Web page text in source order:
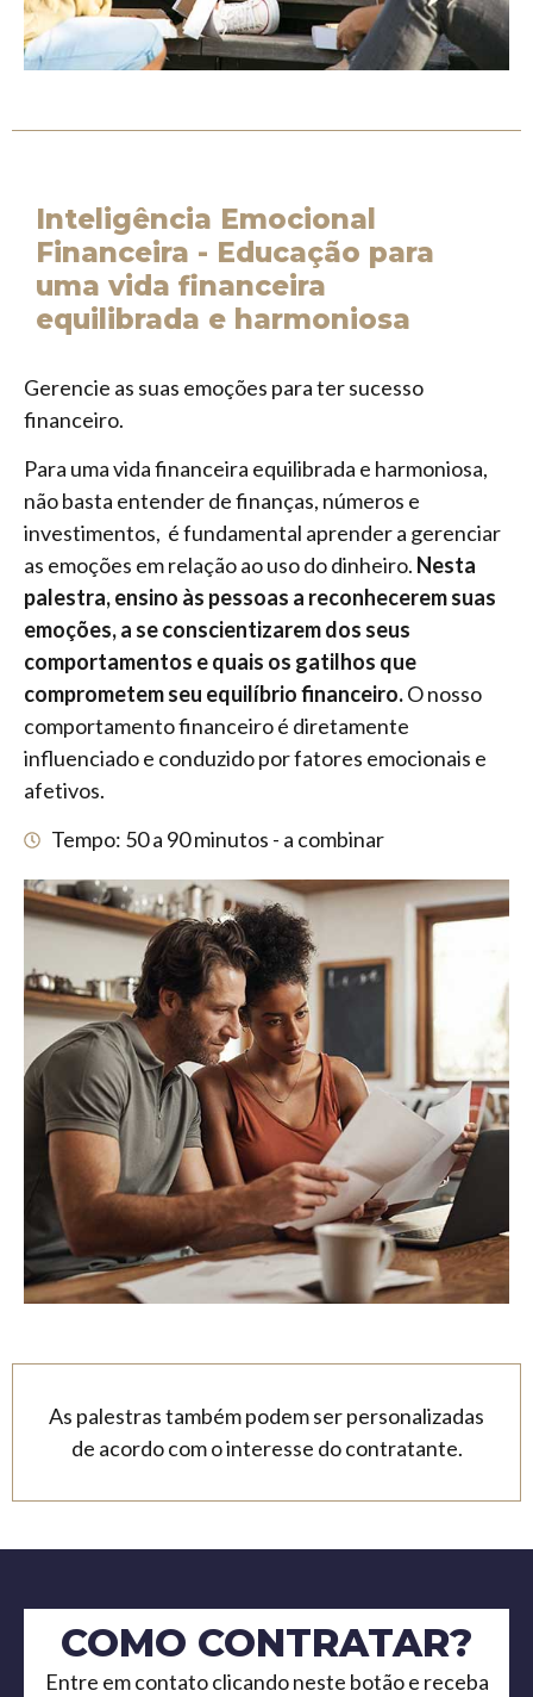
Inteligência Emocional
Financeira - Educação para
uma vida financeira
equilibrada e harmoniosa
Gerencie as suas emoções para ter sucesso
financeiro.
Para uma vida financeira equilibrada e harmoniosa,
não basta entender de finanças, números e
investimentos, é fundamental aprender a gerenciar
as emoções em relação ao uso do dinheiro. Nesta
palestra, ensino às pessoas a reconhecerem suas
emoções, a se conscientizarem dos seus
comportamentos e quais os gatilhos que
comprometem seu equilíbrio financeiro.O nosso
comportamento financeiro é diretamente
influenciado e conduzido por fatores emocionais e
afetivos.
Tempo: 50 a 90 minutos - a combinar
As palestras também podem ser personalizadas
de acordo com o interesse do contratante.
COMO CONTRATAR?
Entre em contato clicando neste botão e receba